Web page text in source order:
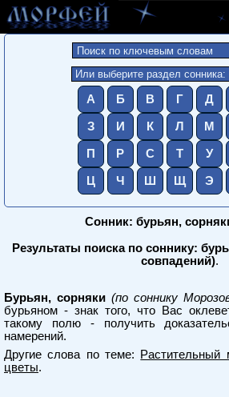
А Б В Г Д
З И К Л М
П Р С Т У
Ц Ч Ш Щ Э
Сонник: бурьян,
Результаты поиска по соннику:
совпадений).
Бурьян, сорняки (по соннику
бурьяном - знак того, что Вас
такому полю - получить
намерений.
Другие слова по теме:
Растительный
цветы.